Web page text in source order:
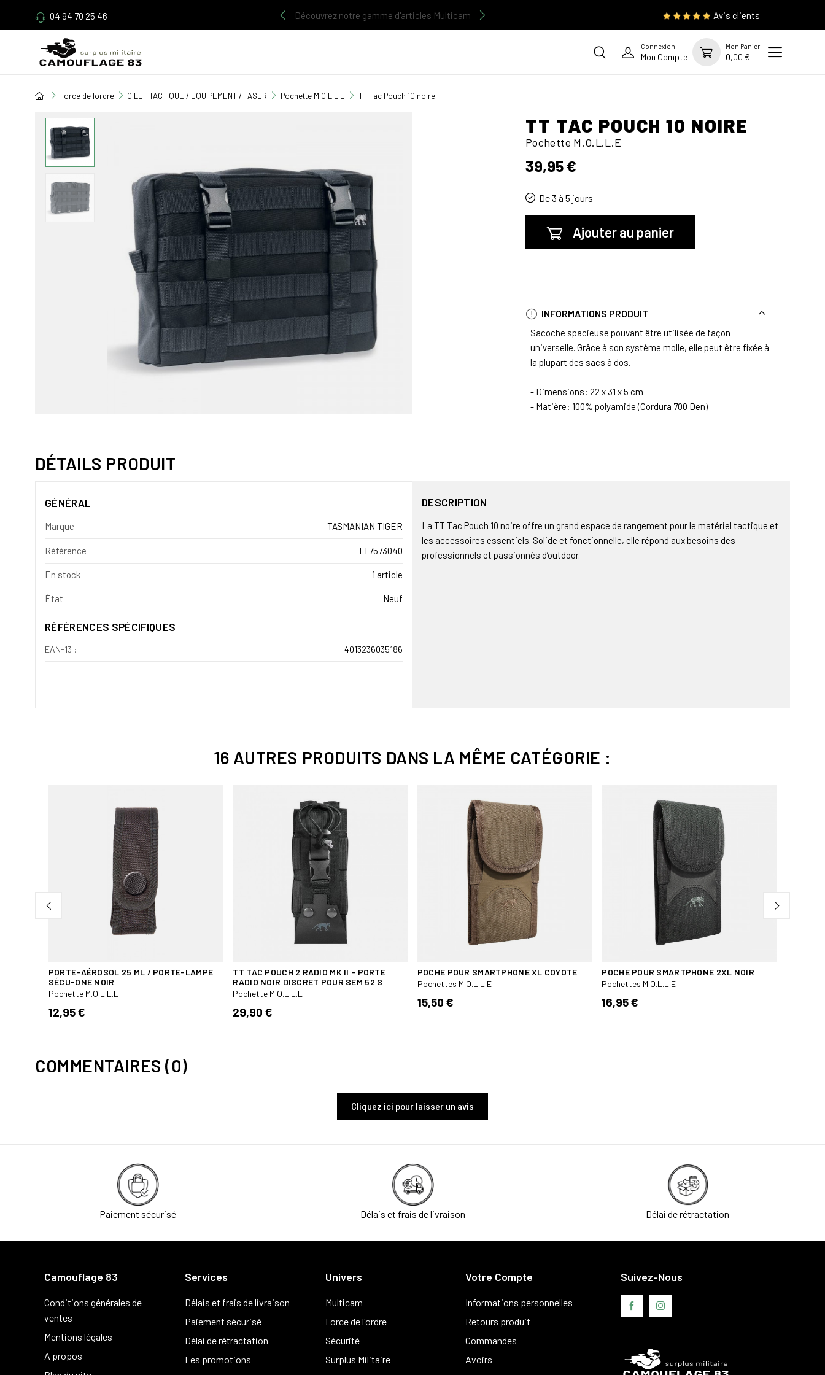
04 94 70 25 46 Découvrez notre gamme d'articles Multicam Avis clients
Connexion
Mon Compte
Mon Panier
0,00 €
Force de l'ordre GILET TACTIQUE / EQUIPEMENT / TASER Pochette M.O.L.L.E TT Tac Pouch 10 noire
TT TAC POUCH 10 NOIRE
Pochette M.O.L.L.E
39,95 €
De 3 à 5 jours
Ajouter au panier
INFORMATIONS PRODUIT
Sacoche spacieuse pouvant être utilisée de façon
universelle. Grâce à son système molle, elle peut être fixée à
la plupart des sacs à dos.
- Dimensions: 22 x 31 x 5 cm
- Matière: 100% polyamide (Cordura 700 Den)
DÉTAILS PRODUIT
GÉNÉRAL
Marque TASMANIAN TIGER
Référence TT7573040
En stock 1 article
État Neuf
RÉFÉRENCES SPÉCIFIQUES
EAN-13 : 4013236035186
DESCRIPTION
La TT Tac Pouch 10 noire offre un grand espace de rangement pour le matériel tactique et
les accessoires essentiels. Solide et fonctionnelle, elle répond aux besoins des
professionnels et passionnés d’outdoor.
16 AUTRES PRODUITS DANS LA MÊME CATÉGORIE :
PORTE-AÉROSOL 25 ML / PORTE-LAMPE
SÉCU-ONE NOIR
Pochette M.O.L.L.E
12,95 €
TT TAC POUCH 2 RADIO MK II - PORTE
RADIO NOIR DISCRET POUR SEM 52 S
Pochette M.O.L.L.E
29,90 €
POCHE POUR SMARTPHONE XL COYOTE
Pochettes M.O.L.L.E
15,50 €
POCHE POUR SMARTPHONE 2XL NOIR
Pochettes M.O.L.L.E
16,95 €
COMMENTAIRES (0)
Cliquez ici pour laisser un avis
Paiement sécurisé Délais et frais de livraison Délai de rétractation
Camouflage 83
Conditions générales de
ventes
Mentions légales
A propos
Services
Délais et frais de livraison
Paiement sécurisé
Délai de rétractation
Les promotions
Univers
Multicam
Force de l'ordre
Sécurité
Surplus Militaire
Votre Compte
Informations personnelles
Retours produit
Commandes
Avoirs
Suivez-Nous